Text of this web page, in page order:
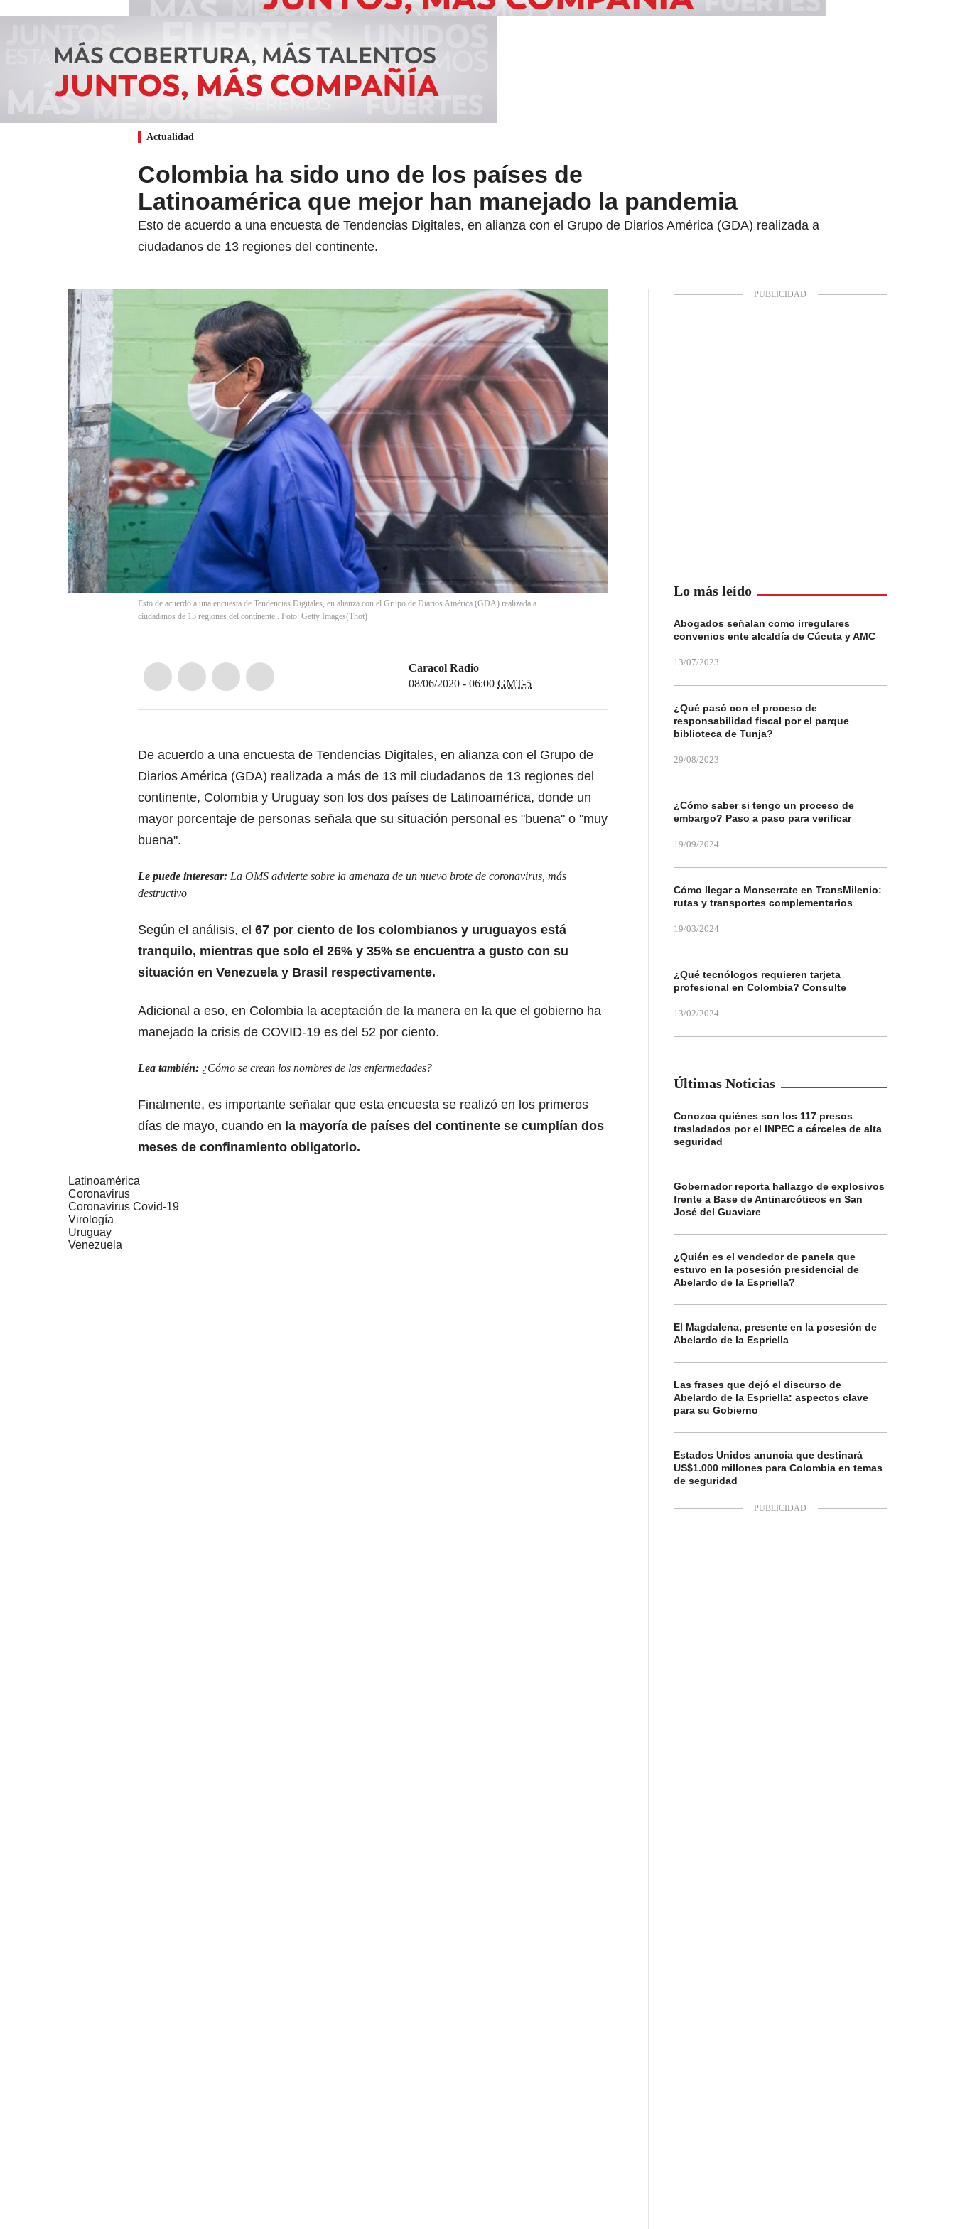
Actualidad
Colombia ha sido uno de los países de
Latinoamérica que mejor han manejado la pandemia
Esto de acuerdo a una encuesta de Tendencias Digitales, en alianza con el Grupo de Diarios América (GDA) realizada a
ciudadanos de 13 regiones del continente.
Esto de acuerdo a una encuesta de Tendencias Digitales, en alianza con el Grupo de Diarios América (GDA) realizada a
ciudadanos de 13 regiones del continente.. Foto: Getty Images(Thot)
Caracol Radio
08/06/2020 - 06:00 GMT-5
De acuerdo a una encuesta de Tendencias Digitales, en alianza con el Grupo de
Diarios América (GDA) realizada a más de 13 mil ciudadanos de 13 regiones del
continente, Colombia y Uruguay son los dos países de Latinoamérica, donde un
mayor porcentaje de personas señala que su situación personal es "buena" o "muy
buena".
Le puede interesar: La OMS advierte sobre la amenaza de un nuevo brote de coronavirus, más
destructivo
Según el análisis, el 67 por ciento de los colombianos y uruguayos está
tranquilo, mientras que solo el 26% y 35% se encuentra a gusto con su
situación en Venezuela y Brasil respectivamente.
Adicional a eso, en Colombia la aceptación de la manera en la que el gobierno ha
manejado la crisis de COVID-19 es del 52 por ciento.
Lea también: ¿Cómo se crean los nombres de las enfermedades?
Finalmente, es importante señalar que esta encuesta se realizó en los primeros
días de mayo, cuando en la mayoría de países del continente se cumplían dos
meses de confinamiento obligatorio.
Latinoamérica
Coronavirus
Coronavirus Covid-19
Virología
Uruguay
Venezuela
Lo más leído
Abogados señalan como irregulares
convenios ente alcaldía de Cúcuta y AMC
13/07/2023
¿Qué pasó con el proceso de
responsabilidad fiscal por el parque
biblioteca de Tunja?
29/08/2023
¿Cómo saber si tengo un proceso de
embargo? Paso a paso para verificar
19/09/2024
Cómo llegar a Monserrate en TransMilenio:
rutas y transportes complementarios
19/03/2024
¿Qué tecnólogos requieren tarjeta
profesional en Colombia? Consulte
13/02/2024
Últimas Noticias
Conozca quiénes son los 117 presos
trasladados por el INPEC a cárceles de alta
seguridad
Gobernador reporta hallazgo de explosivos
frente a Base de Antinarcóticos en San
José del Guaviare
¿Quién es el vendedor de panela que
estuvo en la posesión presidencial de
Abelardo de la Espriella?
El Magdalena, presente en la posesión de
Abelardo de la Espriella
Las frases que dejó el discurso de
Abelardo de la Espriella: aspectos clave
para su Gobierno
Estados Unidos anuncia que destinará
US$1.000 millones para Colombia en temas
de seguridad